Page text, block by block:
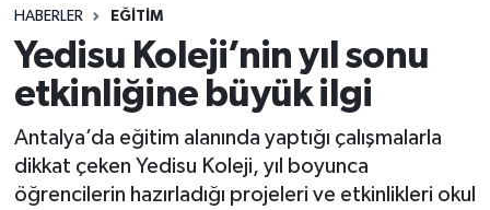
HABERLER EĞİTİM
Yedisu Koleji’nin yıl sonu
etkinliğine büyük ilgi
Antalya’da eğitim alanında yaptığı çalışmalarla
dikkat çeken Yedisu Koleji, yıl boyunca
öğrencilerin hazırladığı projeleri ve etkinlikleri okul
Son Dakika Haberleri
Haber Arşivi